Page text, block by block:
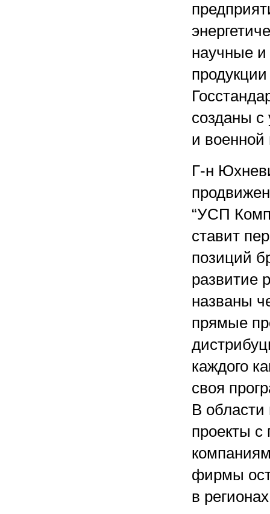
научные и
созданы с
и военной
Г-н
“УСП
ставит
позиций
развитие
названы
прямые
каждого
своя
В области
проекты
фирмы
в